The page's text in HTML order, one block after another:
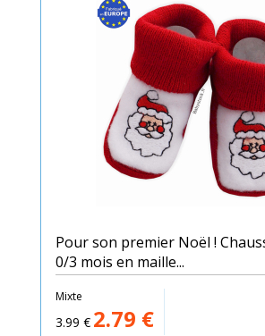
Pour son premier Noël !
0/3 mois en maille...
Mixte
3.99 € 2.79 €